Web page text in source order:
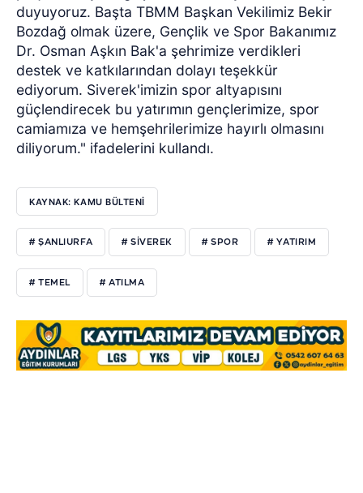
duyuyoruz. Başta TBMM Başkan Vekilimiz Bekir
Bozdağ olmak üzere, Gençlik ve Spor Bakanımız
Dr. Osman Aşkın Bak'a şehrimize verdikleri
destek ve katkılarından dolayı teşekkür
ediyorum. Siverek'imizin spor altyapısını
güçlendirecek bu yatırımın gençlerimize, spor
camiamıza ve hemşehrilerimize hayırlı olmasını
diliyorum." ifadelerini kullandı.
KAYNAK: KAMU BÜLTENİ
# ŞANLIURFA # SİVEREK # SPOR # YATIRIM
# TEMEL # ATILMA